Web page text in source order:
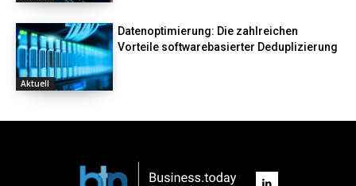
Aktuell
Datenoptimierung: Die zahlreichen
Vorteile softwarebasierter Deduplizierung